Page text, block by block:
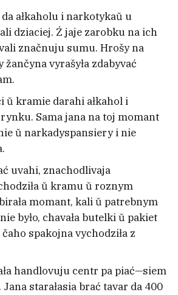
ałkaholu i narkotykaŭ u
dziaciej. Ź jaje zarobku na ich
značnuju sumu. Hrošy na
vyrašyła zdabyvać
ŭ kramie darahi ałkahol i
Sama jana na toj momant
ŭ narkadyspansiery i nie
uvahi, znachodlivaja
ŭ kramu ŭ roznym
momant, kali ŭ patrebnym
było, chavała butelki ŭ pakiet
spakojna vychodziła z
handlovuju centr pa piać—siem
starałasia brać tavar da 400
rajonie try
paśla
ź